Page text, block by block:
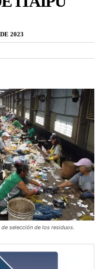
2023
selección de los residuos.